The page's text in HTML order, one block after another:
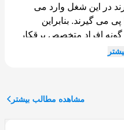
در این شغل وارد می
می گیرند. بنابراین
گونه افراد متخصص برقکار
صنعتی در سراسر
مشاهده مطالب بیشتر